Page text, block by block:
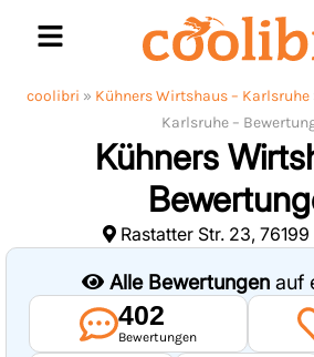
coolibri » Kühners Wirtshaus – Karlsruhe
Karlsruhe –
Kühners
Rastatter Str. 23,
Alle Bewertungenauf
402
Bewertungen